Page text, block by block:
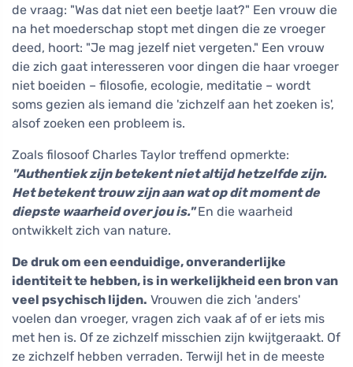
de vraag: "Was dat niet een beetje laat?" Een vrouw die
na het moederschap stopt met dingen die ze vroeger
deed, hoort: "Je mag jezelf niet vergeten." Een vrouw
die zich gaat interesseren voor dingen die haar vroeger
niet boeiden – filosofie, ecologie, meditatie – wordt
soms gezien als iemand die 'zichzelf aan het zoeken is',
alsof zoeken een probleem is.
Zoals filosoof Charles Taylor treffend opmerkte:
"Authentiek zijn betekent niet altijd hetzelfde zijn.
Het betekent trouw zijn aan wat op dit moment de
diepste waarheid over jou is."En die waarheid
ontwikkelt zich van nature.
De druk om een eenduidige, onveranderlijke
identiteit te hebben, is in werkelijkheid een bron van
veel psychisch lijden. Vrouwen die zich 'anders'
voelen dan vroeger, vragen zich vaak af of er iets mis
met hen is. Of ze zichzelf misschien zijn kwijtgeraakt. Of
ze zichzelf hebben verraden. Terwijl het in de meeste